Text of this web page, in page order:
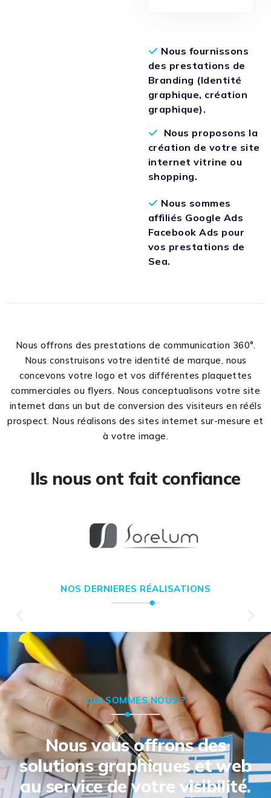
Nous fournissons
des prestations de
Branding (Identité
graphique, création
graphique).
Nous proposons la
création de votre site
internet vitrine ou
shopping.
Nous sommes
affiliés Google Ads
Facebook Ads pour
vos prestations de
Sea.
Nous offrons des prestations de communication 360°.
Nous construisons votre identité de marque, nous
concevons votre logo et vos différentes plaquettes
commerciales ou flyers. Nous conceptualisons votre site
internet dans un but de conversion des visiteurs en rééls
prospect. Nous réalisons des sites internet sur-mesure et
à votre image.
Ils nous ont fait confiance
NOS DERNIERES RÉALISATIONS
QUI SOMMES NOUS ?
Nous vous offrons des
solutions graphiques et web
au service de votre visibilité.